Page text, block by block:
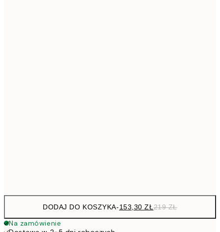
DODAJ DO KOSZYKA-153,30 ZŁ219 ZŁ
Na zamówienie